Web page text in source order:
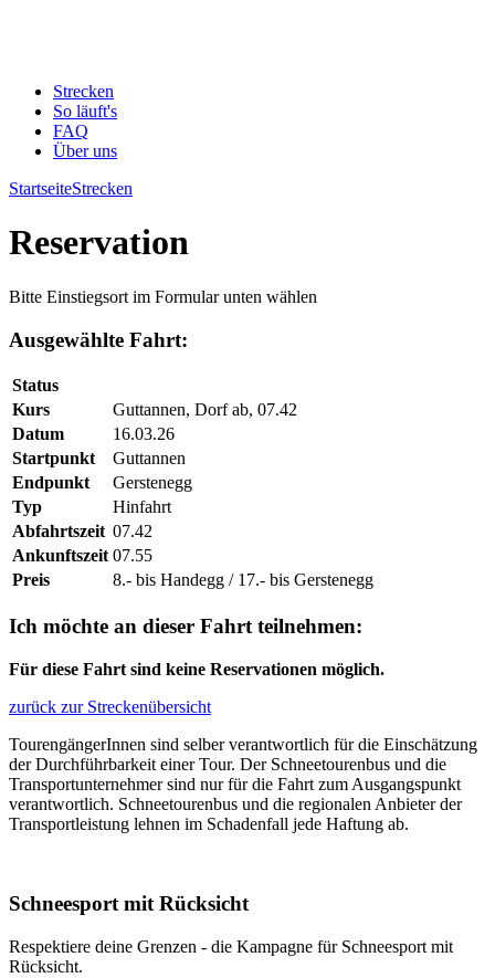
Strecken
So läuft's
FAQ
Über uns
StartseiteStrecken
Reservation
Bitte Einstiegsort im Formular unten wählen
Ausgewählte Fahrt:
Status
Kurs
Guttannen, Dorf ab, 07.42
Datum
16.03.26
Startpunkt
Guttannen
Endpunkt
Gerstenegg
Typ
Hinfahrt
Abfahrtszeit 07.42
Ankunftszeit 07.55
Preis
8.- bis Handegg / 17.- bis Gerstenegg
Ich möchte an dieser Fahrt teilnehmen:
Für diese Fahrt sind keine Reservationen möglich.
zurück zur Streckenübersicht
TourengängerInnen sind selber verantwortlich für die Einschätzung
der Durchführbarkeit einer Tour. Der Schneetourenbus und die
Transportunternehmer sind nur für die Fahrt zum Ausgangspunkt
verantwortlich. Schneetourenbus und die regionalen Anbieter der
Transportleistung lehnen im Schadenfall jede Haftung ab.
Schneesport mit Rücksicht
Respektiere deine Grenzen - die Kampagne für Schneesport mit
Rücksicht.